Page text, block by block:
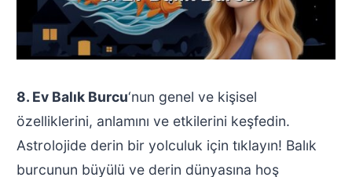
8. Ev Balık Burcu‘nun genel ve kişisel
özelliklerini, anlamını ve etkilerini keşfedin.
Astrolojide derin bir yolculuk için tıklayın! Balık
burcunun büyülü ve derin dünyasına hoş